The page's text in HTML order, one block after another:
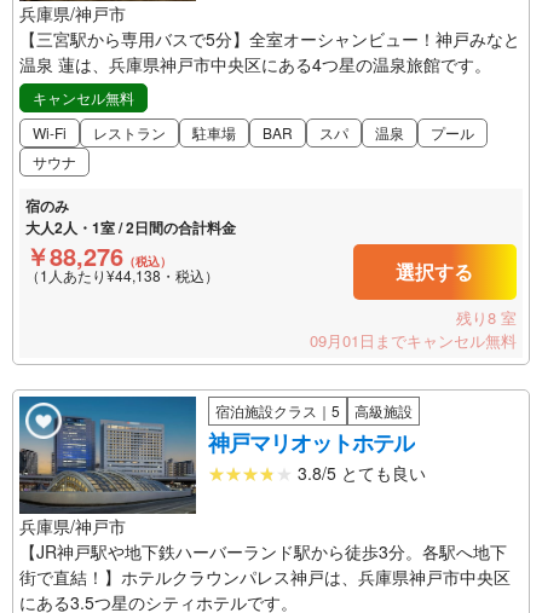
兵庫県/神戸市
【三宮駅から専用バスで5分】全室オーシャンビュー！神戸みなと
温泉 蓮は、兵庫県神戸市中央区にある4つ星の温泉旅館です。
キャンセル無料
Wi-Fi
レストラン 駐車場 BAR スパ 温泉
プール
サウナ
宿のみ
大人2人・1室 / 2日間の合計料金
￥88,276 （税込）
（1人あたり¥44,138・税込） 選択する
残り8 室
09月01日までキャンセル無料
宿泊施設クラス｜5 高級施設
神戸マリオットホテル
3.8/5 とても良い
兵庫県/神戸市
【JR神戸駅や地下鉄ハーバーランド駅から徒歩3分。各駅へ地下
街で直結！】ホテルクラウンパレス神戸は、兵庫県神戸市中央区
にある3.5つ星のシティホテルです。